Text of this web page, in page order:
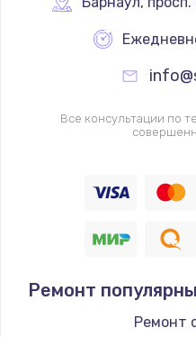
Замена
Все консультации по
Ремонт
Ремонт